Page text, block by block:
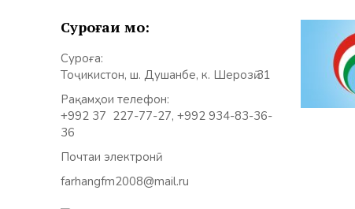
Суроғаи мо:
Суроға:
Тоҷикистон, ш. Душанбе, к. Шерозӣ 31
Рақамҳои телефон:
+992 37 227-77-27, +992 934-83-36-
36
Почтаи электронӣ:
farhangfm2008@mail.ru